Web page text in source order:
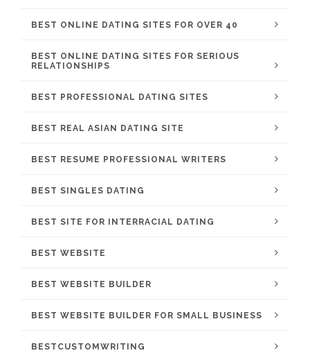
BEST ONLINE DATING SITES FOR OVER 40
BEST ONLINE DATING SITES FOR SERIOUS
RELATIONSHIPS
BEST PROFESSIONAL DATING SITES
BEST REAL ASIAN DATING SITE
BEST RESUME PROFESSIONAL WRITERS
BEST SINGLES DATING
BEST SITE FOR INTERRACIAL DATING
BEST WEBSITE
BEST WEBSITE BUILDER
BEST WEBSITE BUILDER FOR SMALL BUSINESS
BESTCUSTOMWRITING